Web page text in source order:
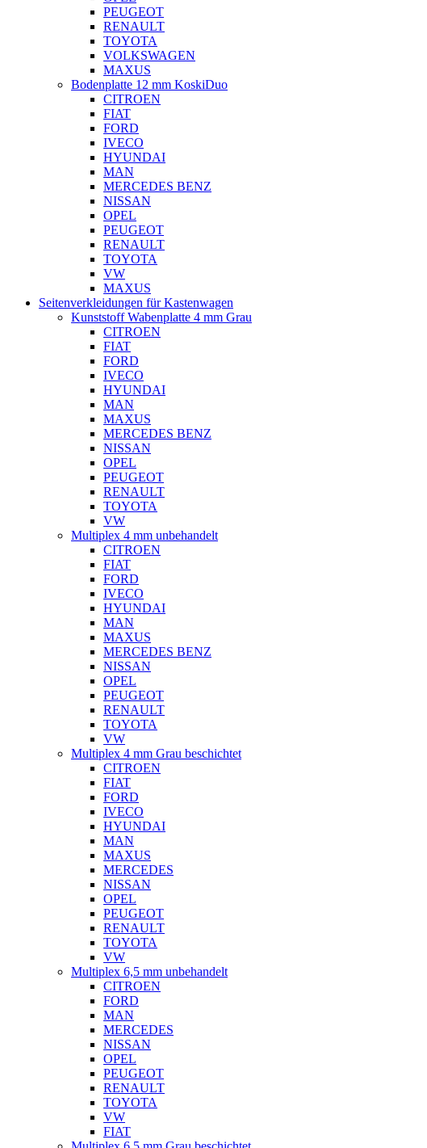
PEUGEOT
RENAULT
TOYOTA
VOLKSWAGEN
MAXUS
Bodenplatte 12 mm KoskiDuo
CITROEN
FIAT
FORD
IVECO
HYUNDAI
MAN
MERCEDES BENZ
NISSAN
OPEL
PEUGEOT
RENAULT
TOYOTA
VW
MAXUS
Seitenverkleidungen für Kastenwagen
Kunststoff Wabenplatte 4 mm Grau
CITROEN
FIAT
FORD
IVECO
HYUNDAI
MAN
MAXUS
MERCEDES BENZ
NISSAN
OPEL
PEUGEOT
RENAULT
TOYOTA
VW
Multiplex 4 mm unbehandelt
CITROEN
FIAT
FORD
IVECO
HYUNDAI
MAN
MAXUS
MERCEDES BENZ
NISSAN
OPEL
PEUGEOT
RENAULT
TOYOTA
VW
Multiplex 4 mm Grau beschichtet
CITROEN
FIAT
FORD
IVECO
HYUNDAI
MAN
MAXUS
MERCEDES
NISSAN
OPEL
PEUGEOT
RENAULT
TOYOTA
VW
Multiplex 6,5 mm unbehandelt
CITROEN
FORD
MAN
MERCEDES
NISSAN
OPEL
PEUGEOT
RENAULT
TOYOTA
VW
FIAT